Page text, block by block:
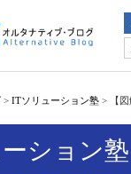
> ITソリューション塾 > 【
ション塾